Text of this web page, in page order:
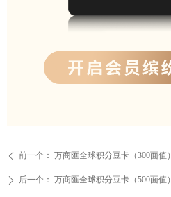
ꄴ 前一个： 万商匯全球积分豆卡（300面值）
ꄲ 后一个： 万商匯全球积分豆卡（500面值）